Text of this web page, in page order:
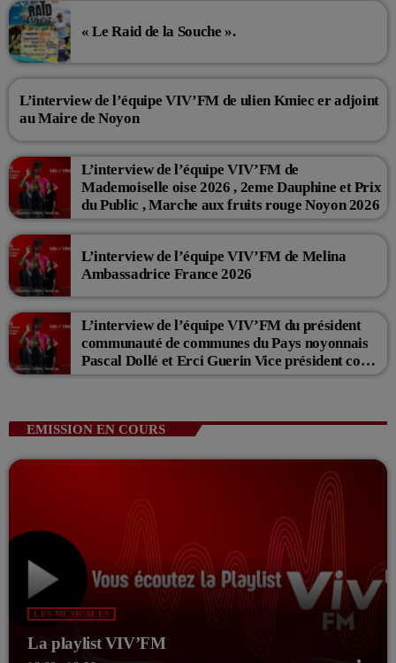
« Le Raid de la Souche ».
L’interview de l’équipe VIV’FM de ulien Kmiec er adjoint
au Maire de Noyon
L’interview de l’équipe VIV’FM de
Mademoiselle oise 2026 , 2eme Dauphine et Prix
du Public , Marche aux fruits rouge Noyon 2026
L’interview de l’équipe VIV’FM de Melina
Ambassadrice France 2026
L’interview de l’équipe VIV’FM du président
communauté de communes du Pays noyonnais
Pascal Dollé et Erci Guerin Vice président com
de com
EMISSION EN COURS
LES MUSICALES
La playlist VIV’FM